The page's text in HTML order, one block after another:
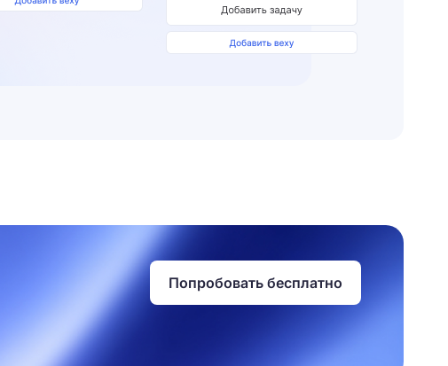
Попробовать бесплатно